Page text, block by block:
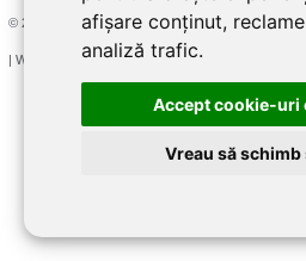
afișare conținut,
analiză trafic.
Accept cookie-uri
Vreau să schimb
© 2026 DIRECT LINE INOX IMPEX SRL,
| Website creat si optimizat deLiveCOM